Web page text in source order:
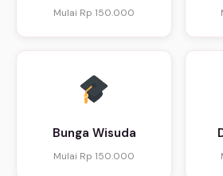
Mulai Rp 150.000
Bunga Wisuda
Mulai Rp 150.000